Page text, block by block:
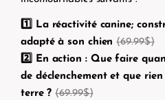
1️⃣ La réactivité canine;
adapté à son chien(69.99$)
2️⃣ En action : Que faire
de déclenchement et que
terre ?(69.99$)